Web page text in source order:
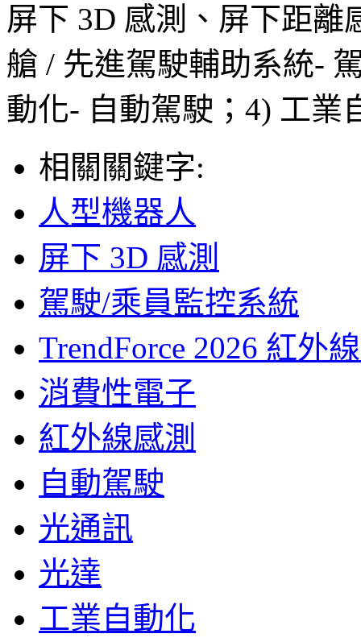
屏下 3D 感測、屏下距離
艙 / 先進駕駛輔助系統-
動化- 自動駕駛；4) 工業
相關關鍵字:
人型機器人
屏下 3D 感測
駕駛/乘員監控系統
TrendForce 2026 紅外
消費性電子
紅外線感測
自動駕駛
光通訊
光達
工業自動化